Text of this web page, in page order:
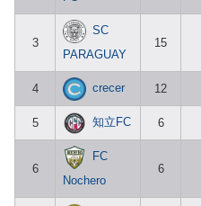
3
SC
PARAGUAY
15
4 crecer 12
5 知立FC 6
6
FC
Nochero
6